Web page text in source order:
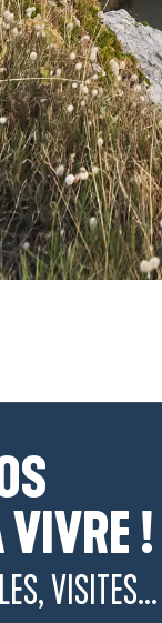
MARAIS
!
VISITES...